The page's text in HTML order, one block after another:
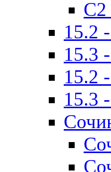
15.2
15.3
15.2
15.3